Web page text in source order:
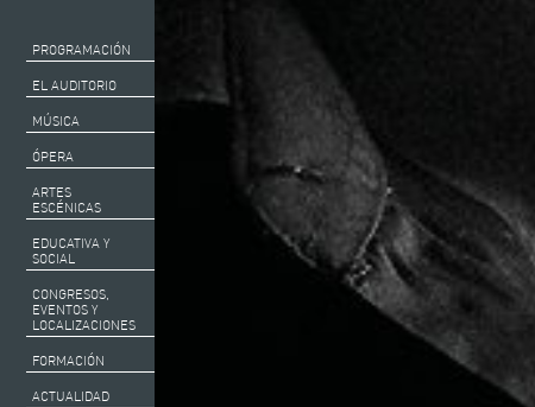
PROGRAMACIÓN
EL AUDITORIO
MÚSICA
ÓPERA
ARTES
ESCÉNICAS
EDUCATIVA Y
SOCIAL
CONGRESOS,
EVENTOS Y
LOCALIZACIONES
FORMACIÓN
ACTUALIDAD